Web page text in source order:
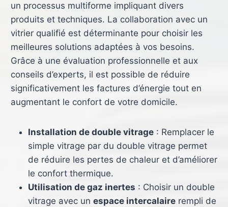
un processus multiforme impliquant divers
produits et techniques. La collaboration avec un
vitrier qualifié est déterminante pour choisir les
meilleures solutions adaptées à vos besoins.
Grâce à une évaluation professionnelle et aux
conseils d’experts, il est possible de réduire
significativement les factures d’énergie tout en
augmentant le confort de votre domicile.
Installation de double vitrage: Remplacer le
simple vitrage par du double vitrage permet
de réduire les pertes de chaleur et d’améliorer
le confort thermique.
Utilisation de gaz inertes : Choisir un double
vitrage avec un espace intercalairerempli de